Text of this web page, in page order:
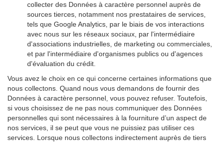
collecter des Données à caractère personnel auprès de
sources tierces, notamment nos prestataires de services,
tels que Google Analytics, par le biais de vos interactions
avec nous sur les réseaux sociaux, par l'intermédiaire
d'associations industrielles, de marketing ou commerciales,
et par l'intermédiaire d'organismes publics ou d'agences
d'évaluation du crédit.
Vous avez le choix en ce qui concerne certaines informations que
nous collectons. Quand nous vous demandons de fournir des
Données à caractère personnel, vous pouvez refuser. Toutefois,
si vous choisissez de ne pas nous communiquer des Données
personnelles qui sont nécessaires à la fourniture d’un aspect de
nos services, il se peut que vous ne puissiez pas utiliser ces
services. Lorsque nous collectons indirectement auprès de tiers